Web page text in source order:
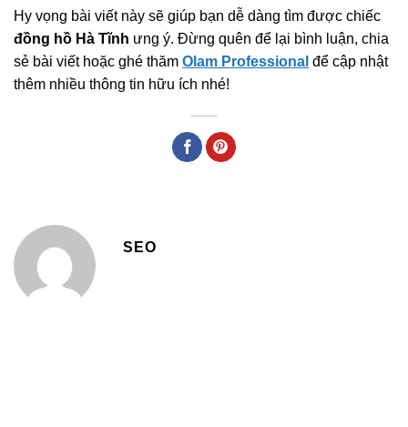
Hy vọng bài viết này sẽ giúp bạn dễ dàng tìm được chiếc
đồng hồ Hà Tĩnh ưng ý. Đừng quên để lại bình luận, chia
sẻ bài viết hoặc ghé thăm Olam Professional để cập nhật
thêm nhiều thông tin hữu ích nhé!
SEO